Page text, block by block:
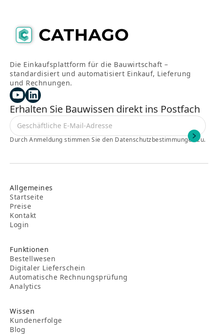
Die Einkaufsplattform für die Bauwirtschaft –
standardisiert und automatisiert Einkauf, Lieferung
und Rechnungen.
Erhalten Sie Bauwissen direkt ins Postfach
Durch Anmeldung stimmen Sie den Datenschutzbestimmungen zu.
Allgemeines
Startseite
Preise
Kontakt
Login
Funktionen
Bestellwesen
Digitaler Lieferschein
Automatische Rechnungsprüfung
Analytics
Wissen
Kundenerfolge
Blog